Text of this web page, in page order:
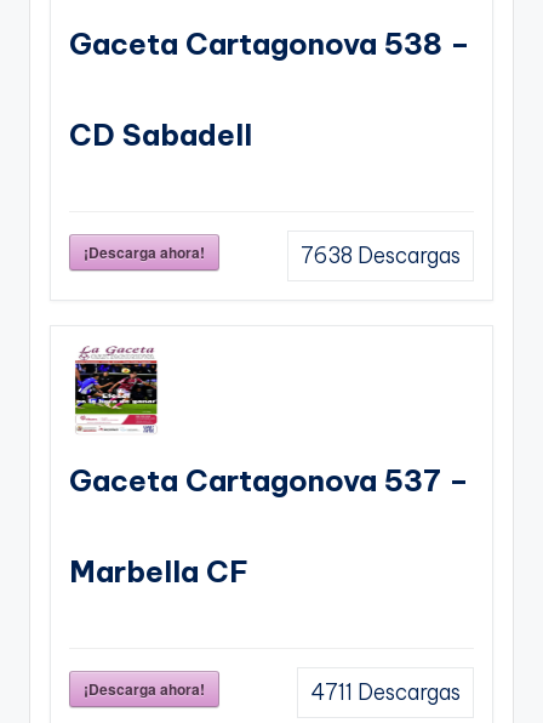
Gaceta Cartagonova 538 –
CD Sabadell
¡Descarga ahora! 7638 Descargas
Gaceta Cartagonova 537 –
Marbella CF
¡Descarga ahora! 4711 Descargas